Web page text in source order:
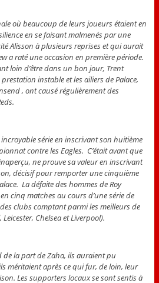
où beaucoup de leurs joueurs étaient en
en se faisant malmenés par une
Alisson à plusieurs reprises et qui aurait
a raté une occasion en première période.
loin d’être dans un bon jour, Trent
instable et les ailiers de Palace,
, ont causé régulièrement des
série en inscrivant son huitième
contre les Eagles. C’était avant que
ne prouve sa valeur en inscrivant
décisif pour remporter une cinquième
La défaite des hommes de Roy
cinq matches au cours d’une série de
clubs comptant parmi les meilleurs de
Chelsea et Liverpool).
la part de Zaha, ils auraient pu
méritaient après ce qui fur, de loin, leur
Les supporters locaux se sont sentis à